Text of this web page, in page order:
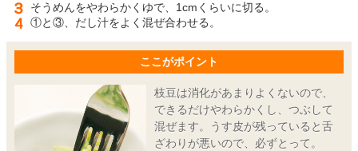
そうめんをやわらかくゆで、1cmくらいに切る。
①と③、だし汁をよく混ぜ合わせる。
ここがポイント
枝豆は消化があまりよくないので、
できるだけやわらかくし、つぶして
混ぜます。うす皮が残っていると舌
ざわりが悪いので、必ずとって。